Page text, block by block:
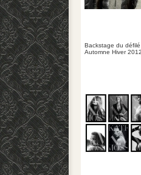
Backstage du
Automne Hiver